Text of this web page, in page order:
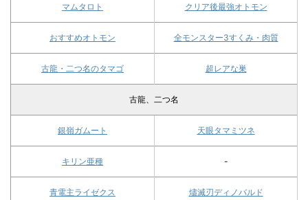
マムタロト クリア後最強オトモン
おすすめオトモン 全モンスター3すくみ・肉質
古龍・二つ名のタマゴ 超レアな巣
古龍、二つ名
銀嶺ガムート 天眼タマミツネ
キリン亜種 -
青電主ライゼクス 燼滅刃ディノバルド